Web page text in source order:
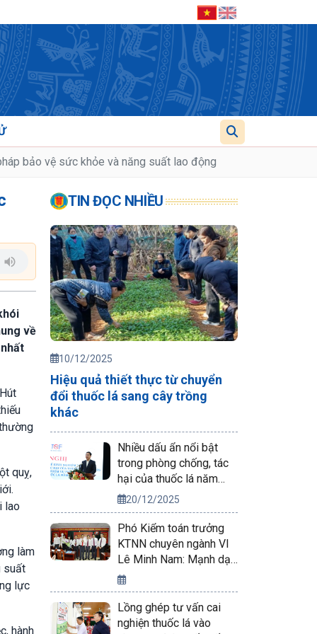
bảo vệ sức khỏe và năng suất lao động
về
quỵ,
lao
làm
suất
lực
hành
TIN ĐỌC NHIỀU
10/12/2025
Hiệu quả thiết thực từ chuyển
đổi thuốc lá sang cây trồng
khác
Nhiều dấu ẩn nổi bật
trong phòng chống, tác
hại của thuốc lá năm
2025
20/12/2025
Phó Kiểm toán trưởng
KTNN chuyên ngành VI
Lê Minh Nam: Mạnh dạn
áp dụng sáng kiến mới
vào công tác kiểm toán
Lồng ghép tư vấn cai
nghiện thuốc lá vào